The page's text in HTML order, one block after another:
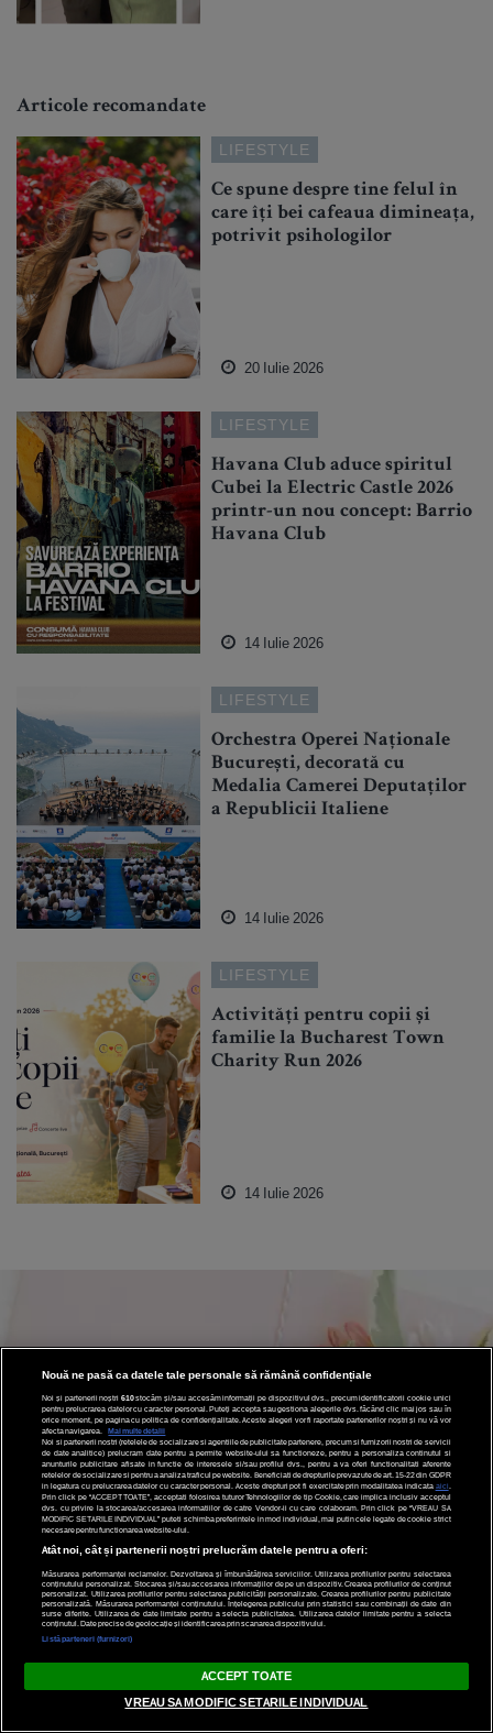
Articole recomandate
LIFESTYLE
Ce spune despre tine felul în
care îți bei cafeaua dimineața,
potrivit psihologilor
20 Iulie 2026
LIFESTYLE
Havana Club aduce spiritul
Cubei la Electric Castle 2026
printr-un nou concept: Barrio
Havana Club
14 Iulie 2026
LIFESTYLE
Orchestra Operei Naționale
București, decorată cu
Medalia Camerei Deputaților
a Republicii Italiene
14 Iulie 2026
LIFESTYLE
Activități pentru copii și
familie la Bucharest Town
Charity Run 2026
14 Iulie 2026
Nouă ne pasă ca datele tale personale să rămână confidențiale
Noi și partenerii noștri 610stocăm și/sau accesăm informații pe dispozitivul dvs., precum identificatorii cookie unici
pentru prelucrarea datelor cu caracter personal. Puteți accepta sau gestiona alegerile dvs. făcând clic mai jos sau în
orice moment, pe pagina cu politica de confidențialitate. Aceste alegeri vor fi raportate partenerilor noștri și nu vă vor
afecta navigarea.
Mai multe detalii
Noi si partenerii nostri (retelele de socializare si agentiile de publicitate partenere, precum si furnizorii nostri de servicii
de date analitice) prelucram date pentru a permite website-ului sa functioneze, pentru a personaliza continutul si
anunturile publicitare afisate in functie de interesele si/sau profilul dvs., pentru a va oferi functionalitati aferente
retelelor de socializare si pentru a analiza traficul pe website. Beneficiati de drepturile prevazute de art. 15-22 din GDPR
in legatura cu prelucrarea datelor cu caracter personal. Aceste drepturi pot fi exercitate prin modalitatea indicata aici
Prin click pe “ACCEPT TOATE”, acceptati folosirea tuturor Tehnologiilor de tip Cookie, care implica inclusiv acceptul
dvs. cu privire la stocarea/accesarea informatiilor de catre Vendor-ii cu care colaboram. Prin click pe “VREAU SA
MODIFIC SETARILE INDIVIDUAL” puteti schimba preferintele in mod individual, mai putin cele legate de cookie strict
necesare pentru functionarea website-ului.
Atât noi, cât și partenerii noștri prelucrăm datele pentru a oferi:
Măsurarea performanței reclamelor. Dezvoltarea și îmbunătățirea serviciilor. Utilizarea profilurilor pentru selectarea
conținutului personalizat. Stocarea și/sau accesarea informațiilor de pe un dispozitiv. Crearea profilurilor de conținut
personalizat. Utilizarea profilurilor pentru selectarea publicității personalizate. Crearea profilurilor pentru publicitate
personalizată. Măsurarea performanței conținutului. Înțelegerea publicului prin statistici sau combinații de date din
surse diferite. Utilizarea de date limitate pentru a selecta publicitatea. Utilizarea datelor limitate pentru a selecta
conținutul. Date precise de geolocație și identificarea prin scanarea dispozitivului.
Listă parteneri (furnizori)
ACCEPT TOATE
VREAU SA MODIFIC SETARILE INDIVIDUAL